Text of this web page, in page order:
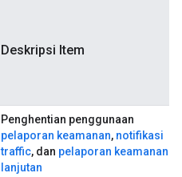
Deskripsi Item
Penghentian penggunaan
pelaporan keamanan, notifikasi
traffic, dan pelaporan keamanan
lanjutan